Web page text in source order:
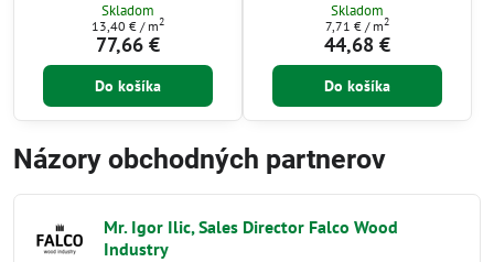
Skladom
77,66 €
13,40 € / m2
Do košíka
Skladom
44,68 €
7,71 € / m2
Do košíka
Názory obchodných partnerov
Mr. Igor Ilic, Sales Director Falco Wood
Industry